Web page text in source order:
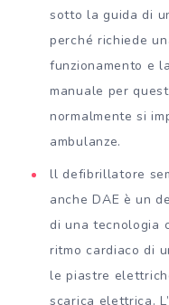
sotto la guida di
perché richiede
funzionamento e
manuale per
normalmente si
ambulanze.
ll defibrillatore
anche DAE è un
di una tecnologia
ritmo cardiaco di
le piastre
scarica elettrica.